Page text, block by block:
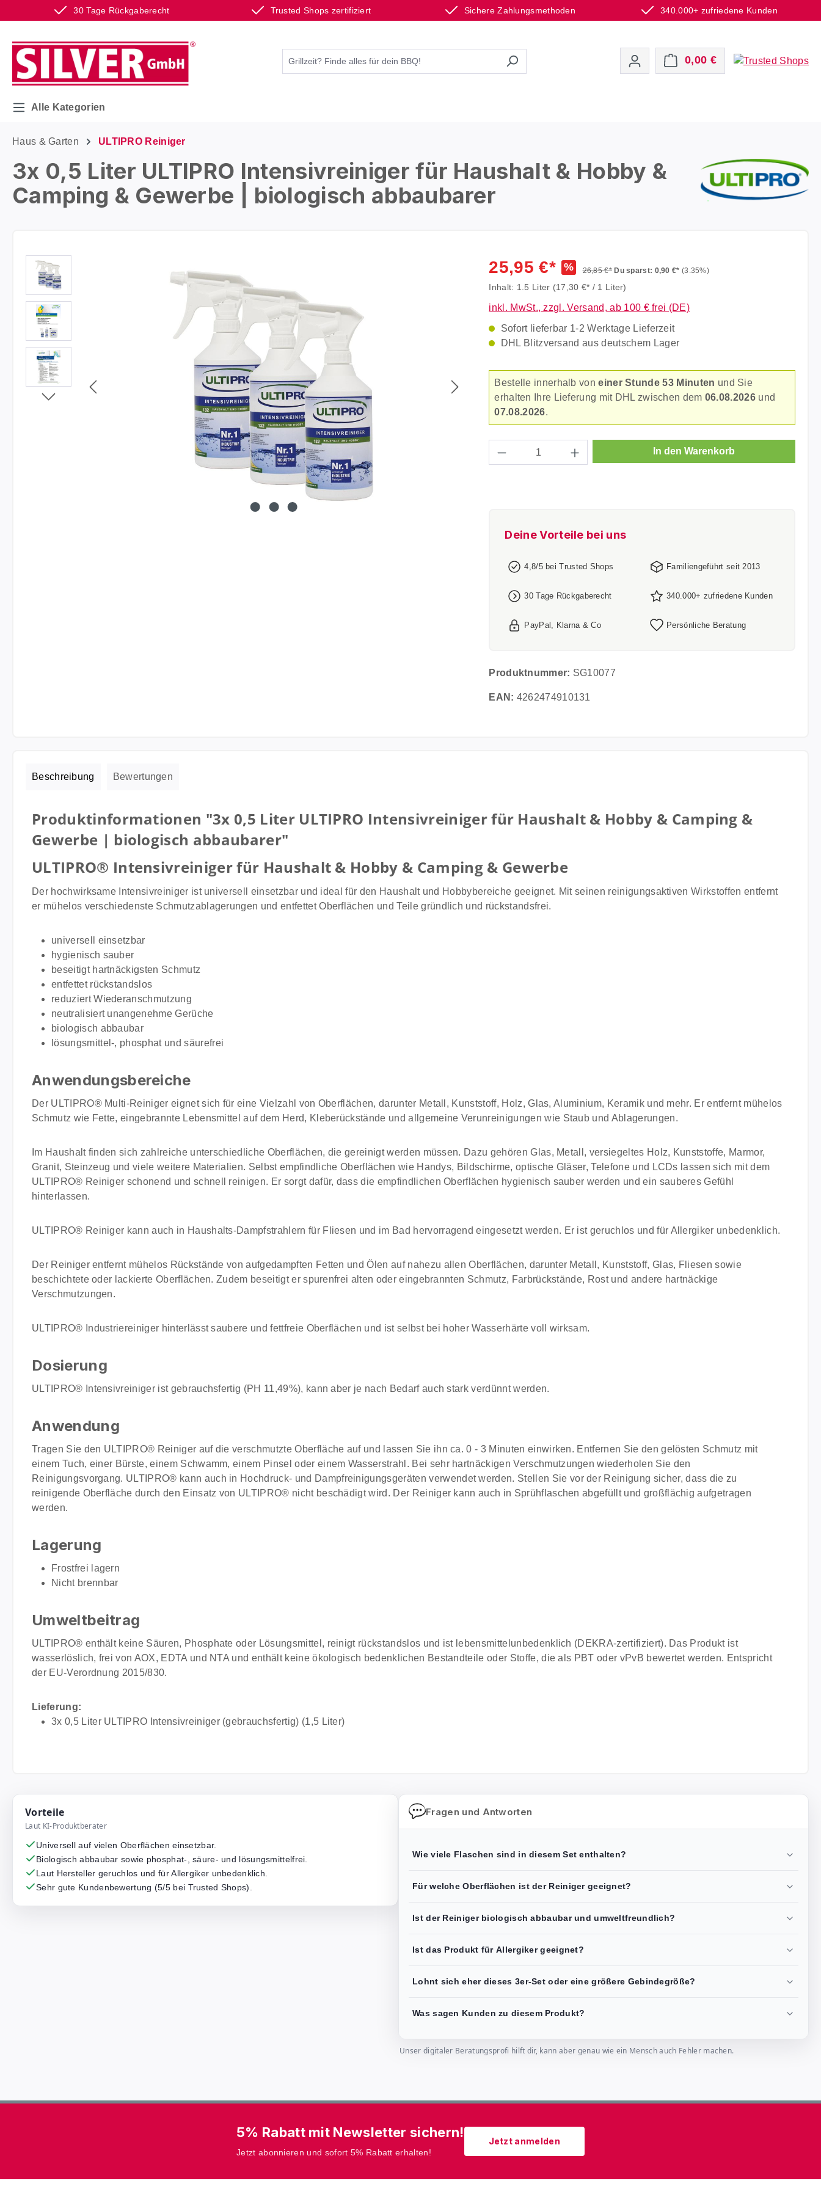
30 Tage Rückgaberecht Trusted Shops zertifiziert Sichere Zahlungsmethoden 340.000+ zufriedene Kunden
Hauptinhalt springen
Zur Suche springen
Zur Hauptnavigation springen
0,00 €Warenkorb enthält 0
Alle Kategorien
Haus & Garten ULTIPRO Reiniger
3x 0,5 Liter ULTIPRO Intensivreiniger für Haushalt & Hobby &
Camping & Gewerbe | biologisch abbaubarer
Bildergalerie überspringen 25,95 €* % 26,85 €* Du sparst: 0,90 €* (3.35%)
Inhalt: 1.5 Liter (17,30 €* / 1 Liter)
inkl. MwSt., zzgl. Versand, ab 100 € frei (DE)
Sofort lieferbar 1-2 Werktage Lieferzeit
DHL Blitzversand aus deutschem Lager
Bestelle innerhalb voneiner Stunde 53 Minuten und Sie
erhalten Ihre Lieferung mit DHL zwischen dem 06.08.2026 und
07.08.2026.
Produkt Anzahl: Gib den gewünschten Wert ein
In den Warenkorb
Deine Vorteile bei uns
4,8/5 bei Trusted Shops Familiengeführt seit 2013
30 Tage Rückgaberecht 340.000+ zufriedene Kunden
PayPal, Klarna & Co Persönliche Beratung
Produktnummer: SG10077
EAN: 4262474910131
Beschreibung Bewertungen
Produktinformationen "3x 0,5 Liter ULTIPRO Intensivreiniger für Haushalt & Hobby & Camping &
Gewerbe | biologisch abbaubarer"
ULTIPRO® Intensivreiniger für Haushalt & Hobby & Camping & Gewerbe
Der hochwirksame Intensivreiniger ist universell einsetzbar und ideal für den Haushalt und Hobbybereiche geeignet. Mit seinen reinigungsaktiven Wirkstoffen entfernt
er mühelos verschiedenste Schmutzablagerungen und entfettet Oberflächen und Teile gründlich und rückstandsfrei.
universell einsetzbar
hygienisch sauber
beseitigt hartnäckigsten Schmutz
entfettet rückstandslos
reduziert Wiederanschmutzung
neutralisiert unangenehme Gerüche
biologisch abbaubar
lösungsmittel-, phosphat und säurefrei
Anwendungsbereiche
Der ULTIPRO® Multi-Reiniger eignet sich für eine Vielzahl von Oberflächen, darunter Metall, Kunststoff, Holz, Glas, Aluminium, Keramik und mehr. Er entfernt mühelos
Schmutz wie Fette, eingebrannte Lebensmittel auf dem Herd, Kleberückstände und allgemeine Verunreinigungen wie Staub und Ablagerungen.
Im Haushalt finden sich zahlreiche unterschiedliche Oberflächen, die gereinigt werden müssen. Dazu gehören Glas, Metall, versiegeltes Holz, Kunststoffe, Marmor,
Granit, Steinzeug und viele weitere Materialien. Selbst empfindliche Oberflächen wie Handys, Bildschirme, optische Gläser, Telefone und LCDs lassen sich mit dem
ULTIPRO® Reiniger schonend und schnell reinigen. Er sorgt dafür, dass die empfindlichen Oberflächen hygienisch sauber werden und ein sauberes Gefühl
hinterlassen.
ULTIPRO® Reiniger kann auch in Haushalts-Dampfstrahlern für Fliesen und im Bad hervorragend eingesetzt werden. Er ist geruchlos und für Allergiker unbedenklich.
Der Reiniger entfernt mühelos Rückstände von aufgedampften Fetten und Ölen auf nahezu allen Oberflächen, darunter Metall, Kunststoff, Glas, Fliesen sowie
beschichtete oder lackierte Oberflächen. Zudem beseitigt er spurenfrei alten oder eingebrannten Schmutz, Farbrückstände, Rost und andere hartnäckige
Verschmutzungen.
ULTIPRO® Industriereiniger hinterlässt saubere und fettfreie Oberflächen und ist selbst bei hoher Wasserhärte voll wirksam.
Dosierung
ULTIPRO® Intensivreiniger ist gebrauchsfertig (PH 11,49%), kann aber je nach Bedarf auch stark verdünnt werden.
Anwendung
Tragen Sie den ULTIPRO® Reiniger auf die verschmutzte Oberfläche auf und lassen Sie ihn ca. 0 - 3 Minuten einwirken. Entfernen Sie den gelösten Schmutz mit
einem Tuch, einer Bürste, einem Schwamm, einem Pinsel oder einem Wasserstrahl. Bei sehr hartnäckigen Verschmutzungen wiederholen Sie den
Reinigungsvorgang. ULTIPRO® kann auch in Hochdruck- und Dampfreinigungsgeräten verwendet werden. Stellen Sie vor der Reinigung sicher, dass die zu
reinigende Oberfläche durch den Einsatz von ULTIPRO® nicht beschädigt wird. Der Reiniger kann auch in Sprühflaschen abgefüllt und großflächig aufgetragen
werden.
Lagerung
Frostfrei lagern
Nicht brennbar
Umweltbeitrag
ULTIPRO® enthält keine Säuren, Phosphate oder Lösungsmittel, reinigt rückstandslos und ist lebensmittelunbedenklich (DEKRA-zertifiziert). Das Produkt ist
wasserlöslich, frei von AOX, EDTA und NTA und enthält keine ökologisch bedenklichen Bestandteile oder Stoffe, die als PBT oder vPvB bewertet werden. Entspricht
der EU-Verordnung 2015/830.
Lieferung:
3x 0,5 Liter ULTIPRO Intensivreiniger (gebrauchsfertig) (1,5 Liter)
Vorteile
Laut KI-Produktberater
Universell auf vielen Oberflächen einsetzbar.
Biologisch abbaubar sowie phosphat-, säure- und lösungsmittelfrei.
Laut Hersteller geruchlos und für Allergiker unbedenklich.
Sehr gute Kundenbewertung (5/5 bei Trusted Shops).
Fragen und Antworten
Wie viele Flaschen sind in diesem Set enthalten?
Für welche Oberflächen ist der Reiniger geeignet?
Ist der Reiniger biologisch abbaubar und umweltfreundlich?
Ist das Produkt für Allergiker geeignet?
Lohnt sich eher dieses 3er-Set oder eine größere Gebindegröße?
Was sagen Kunden zu diesem Produkt?
Unser digitaler Beratungsprofi hilft dir, kann aber genau wie ein Mensch auch Fehler machen.
5% Rabatt mit Newsletter sichern!
Jetzt abonnieren und sofort 5% Rabatt erhalten!
Jetzt anmelden